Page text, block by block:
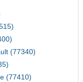
(77340)
(77410)